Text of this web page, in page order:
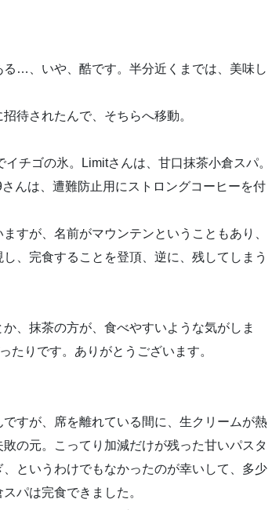
…、いや、酷です。半分近くまでは、美味し
待されたんで、そちらへ移動。
チゴの氷。Limitさんは、甘口抹茶小倉スパ。
んは、遭難防止用にストロングコーヒーを付
すが、名前がマウンテンということもあり、
、完食することを登頂、逆に、残してしまう
、抹茶の方が、食べやすいような気がしま
たりです。ありがとうございます。
すが、席を離れている間に、生クリームが熱
の元。こってり加減だけが残った甘いパスタ
というわけでもなかったのが幸いして、多少
パは完食できました。